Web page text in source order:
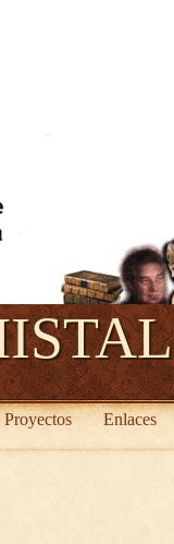
Proyectos Enlaces